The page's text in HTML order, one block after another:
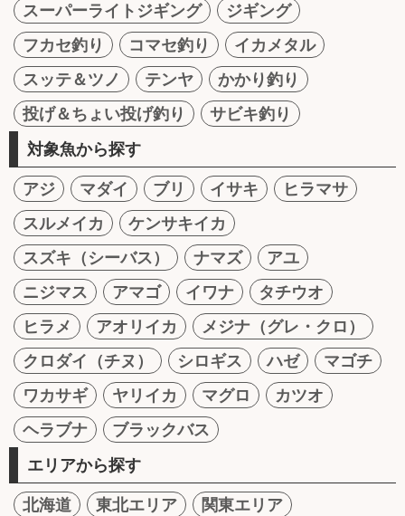
スーパーライトジギング
ジギング
フカセ釣り
コマセ釣り
イカメタル
スッテ＆ツノ
テンヤ
かかり釣り
投げ＆ちょい投げ釣り
サビキ釣り
対象魚から探す
アジ マダイ ブリ イサキ
ヒラマサ
スルメイカ
ケンサキイカ
スズキ（シーバス）
ナマズ
アユ
ニジマス
アマゴ イワナ
タチウオ
ヒラメ
アオリイカ
メジナ（グレ・クロ）
クロダイ（チヌ）
シロギス ハゼ
マゴチ
ワカサギ
ヤリイカ マグロ
カツオ
ヘラブナ
ブラックバス
エリアから探す
北海道 東北エリア
関東エリア